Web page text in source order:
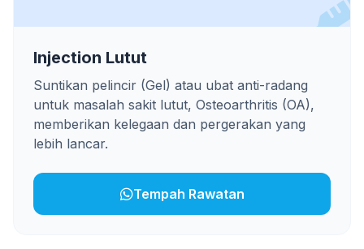
Injection Lutut
Suntikan pelincir (Gel) atau ubat anti-radang
untuk masalah sakit lutut, Osteoarthritis (OA),
memberikan kelegaan dan pergerakan yang
lebih lancar.
Tempah Rawatan